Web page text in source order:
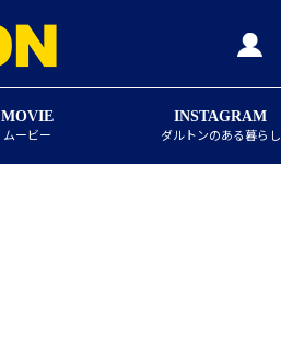
MOVIE
ムービー
INSTAGRAM
ダルトンのある暮らし